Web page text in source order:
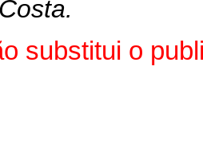
substitui o